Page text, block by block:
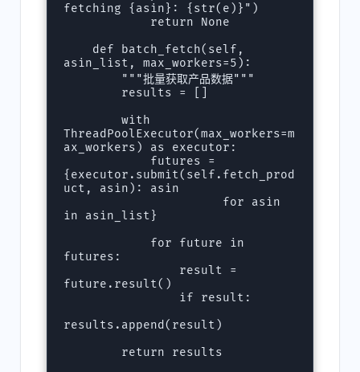
fetching {asin}: {str(e)}")
asin_list, max_workers=5):
        with
ThreadPoolExecutor(max_workers=m
ax_workers) as executor:
{executor.submit(self.fetch_prod
uct, asin): asin
in asin_list}
futures:
future.result()
results.append(result)